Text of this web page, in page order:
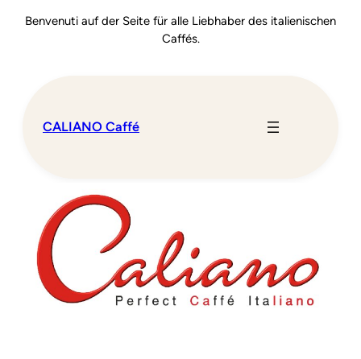
Benvenuti auf der Seite für alle Liebhaber des italienischen
Caffés.
CALIANO Caffé